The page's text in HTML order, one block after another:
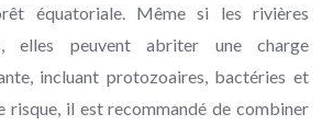
équatoriale. Même si les rivières
elles peuvent abriter une charge
incluant protozoaires, bactéries et
risque, il est recommandé de combiner